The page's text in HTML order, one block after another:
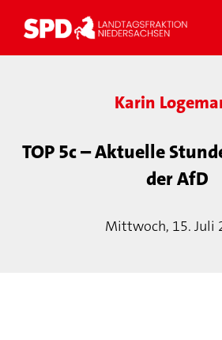
Karin
TOP 5c – Aktuelle
der AfD
Mittwoch, 15. Juli